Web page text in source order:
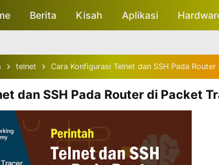
Skip to main content
Berita Kisah Aplikasi
telnet Cara Konfigurasi Telnet dan SSH Pada Router di
dan SSH Pada Router di Packet